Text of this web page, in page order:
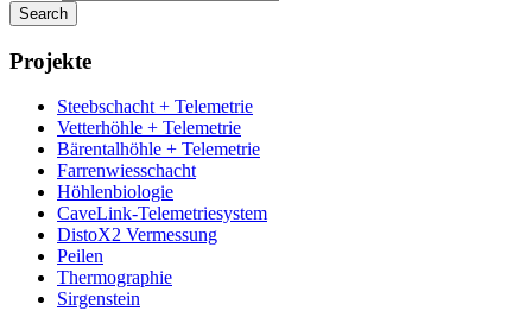
Search
Projekte
Steebschacht + Telemetrie
Vetterhöhle + Telemetrie
Bärentalhöhle + Telemetrie
Farrenwiesschacht
Höhlenbiologie
CaveLink-Telemetriesystem
DistoX2 Vermessung
Peilen
Thermographie
Sirgenstein